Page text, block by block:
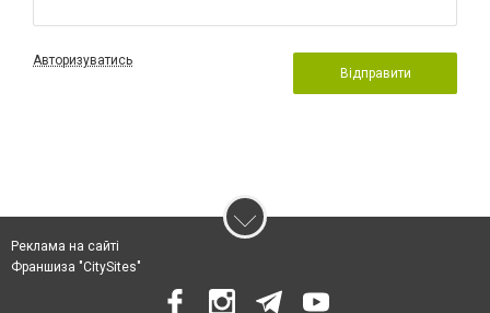
Авторизуватись
Відправити
Реклама на сайті
Франшиза "CitySites"